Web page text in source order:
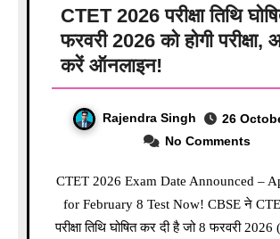
CTET 2026 परीक्षा तिथि
फरवरी 2026 को होगी
करें ऑनलाइन!
Rajendra Singh
26
No Comments
CTET 2026 Exam Date Announced – Apply Online
for February 8 Test Now! CBSE ने
परीक्षा तिथि घोषित कर दी है जो 8 फरवरी 2026